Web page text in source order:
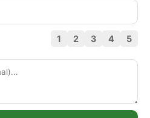
1 2 3 4 5